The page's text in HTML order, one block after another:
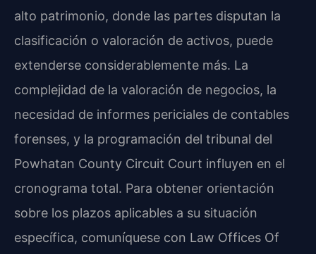
alto patrimonio, donde las partes disputan la
clasificación o valoración de activos, puede
extenderse considerablemente más. La
complejidad de la valoración de negocios, la
necesidad de informes periciales de contables
forenses, y la programación del tribunal del
Powhatan County Circuit Court influyen en el
cronograma total. Para obtener orientación
sobre los plazos aplicables a su situación
específica, comuníquese con Law Offices Of